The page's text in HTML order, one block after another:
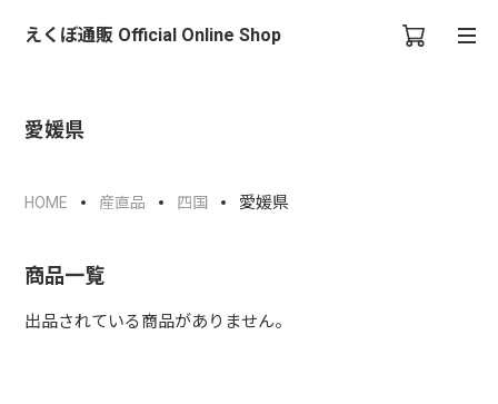
えくぼ通販 Official Online Shop
愛媛県
HOME 産直品 四国 愛媛県
商品一覧
出品されている商品がありません。